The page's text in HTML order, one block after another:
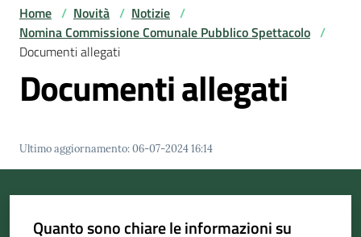
Amministrazione
Novità
il
Comune
Home / Novità / Notizie /
Nomina Commissione Comunale Pubblico Spettacolo /
Documenti allegati
Documenti allegati
Ultimo aggiornamento:06-07-2024 16:14
Quanto sono chiare le informazioni su